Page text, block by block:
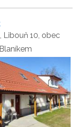
, Libouň 10, obec